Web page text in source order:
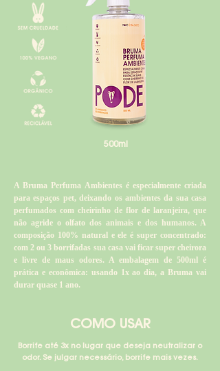
500ml
A Bruma Perfuma Ambientes é especialmente criada
para espaços pet, deixando os ambientes da sua casa
perfumados com cheirinho de flor de laranjeira, que
não agride o olfato dos animais e dos humanos. A
composição 100% natural e ele é super concentrado:
com 2 ou 3 borrifadas sua casa vai ficar super cheirora
e livre de maus odores. A embalagem de 500ml é
prática e econômica: usando 1x ao dia, a Bruma vai
durar quase 1 ano.
COMO USAR
Borrife até 3x no lugar que deseja neutralizar o
odor. Se julgar necessário, borrife mais vezes.